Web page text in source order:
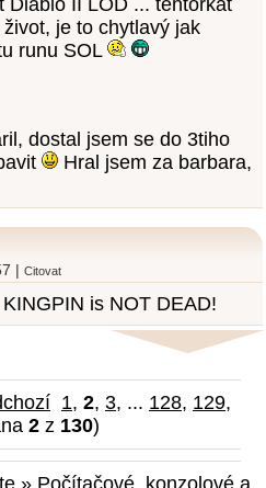
Diablo II LOD ... tentorkát
je to chytlavý jak
runu SOL
dostal jsem se do 3tiho
Hral jsem za barbara,
| Citovat
is NOT DEAD!
1, 2, 3, ... 128, 129,
2 z 130)
» Počítačové, konzolové a